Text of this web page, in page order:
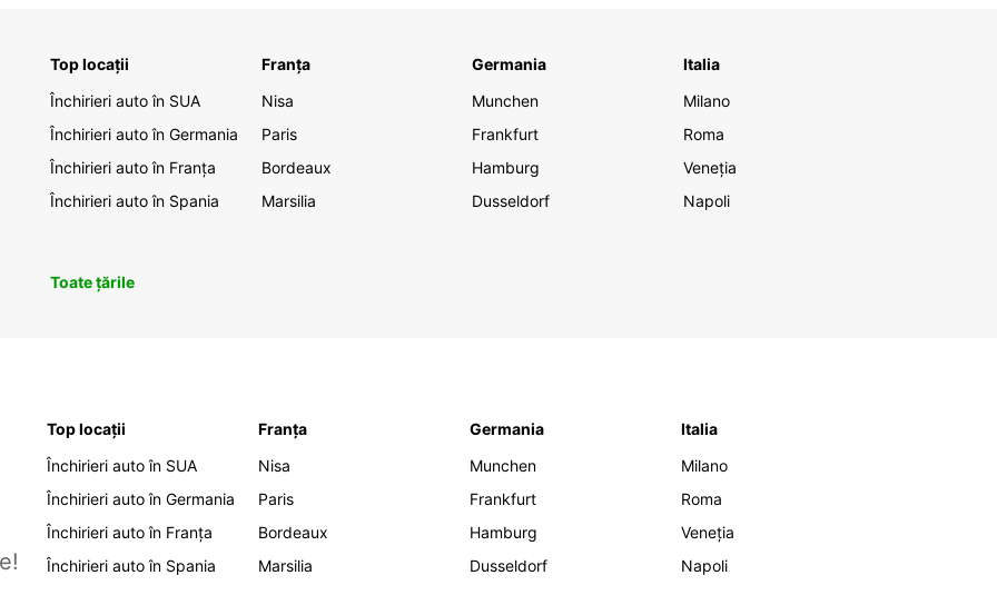
Top locații
Închirieri auto în SUA
Închirieri auto în Germania
Închirieri auto în Franța
Închirieri auto în Spania
Franța
Nisa
Paris
Bordeaux
Marsilia
Germania
Munchen
Frankfurt
Hamburg
Dusseldorf
Italia
Milano
Roma
Veneția
Napoli
Toate țările
Top locații
Închirieri auto în SUA
Închirieri auto în Germania
Închirieri auto în Franța
Închirieri auto în Spania
Franța
Nisa
Paris
Bordeaux
Marsilia
Germania
Munchen
Frankfurt
Hamburg
Dusseldorf
Italia
Milano
Roma
Veneția
Napoli